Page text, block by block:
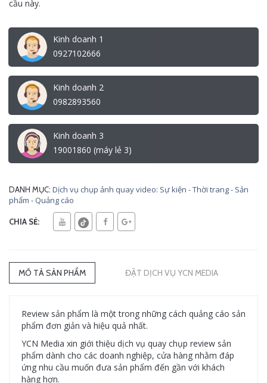
cầu này.
Kinh doanh 1
0927102666
Kinh doanh 2
0982893560
Kinh doanh 3
19001860 (máy lẻ 3)
DANH MỤC: Dịch vụ chụp ảnh quay video: Sự kiện - Thời trang - Sản
phẩm - Quảng cáo
CHIA SẺ:
MÔ TẢ SẢN PHẨM ĐẶT DỊCH VỤ YCN MEDIA
Review sản phẩm là một trong những cách quảng cáo sản
phẩm đơn giản và hiệu quả nhất.
YCN Media xin giới thiệu dịch vụ quay chụp review sản
phẩm dành cho các doanh nghiệp, cửa hàng nhằm đáp
ứng nhu cầu muốn đưa sản phẩm đến gần với khách
hàng hơn.